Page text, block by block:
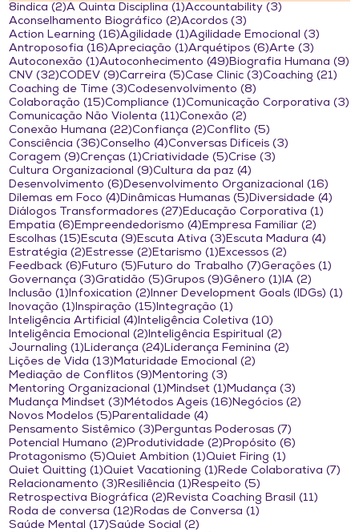
8indica (2)2 posts
A Quinta Disciplina (1)1 post
Accountability (3)
Aconselhamento Biográfico (2)2 posts
Acordos (3)
Action Learning (16)16 posts
Agilidade (1)1 post
Agilidade Emocional (3)
Antroposofia (16)16 posts
Apreciação (1)1 post
Arquétipos (6)6 posts
Arte (3)
Autoconexão (1)1 post
Autoconhecimento (49)49 posts
Biografia Humana (9)
CNV (32)32 posts
CODEV (9)9 posts
Carreira (5)5 posts
Case Clinic (3)3 posts
Coaching (21)
Coaching de Time (3)3 posts
Codesenvolvimento (8)
Colaboração (15)15 posts
Compliance (1)1 post
Comunicação Corporativa (3)
Comunicação Não Violenta (11)11 posts
Conexão (2)
Conexão Humana (22)22 posts
Confiança (2)2 posts
Conflito (5)
Consciência (36)36 posts
Conselho (4)4 posts
Conversas Difíceis (3)
Coragem (9)9 posts
Crenças (1)1 post
Criatividade (5)5 posts
Crise (3)
Cultura Organizacional (9)9 posts
Cultura da paz (4)
Desenvolvimento (6)6 posts
Desenvolvimento Organizacional (16)
Dilemas em Foco (4)4 posts
Dinâmicas Humanas (5)5 posts
Diversidade (4)
Diálogos Transformadores (27)27 posts
Educação Corporativa (1)
Empatia (6)6 posts
Empreendedorismo (4)4 posts
Empresa Familiar (2)
Escolhas (15)15 posts
Escuta (9)9 posts
Escuta Ativa (3)3 posts
Escuta Madura (4)
Estratégia (2)2 posts
Estresse (2)2 posts
Etarismo (1)1 post
Excessos (2)
Feedback (6)6 posts
Futuro (5)5 posts
Futuro do Trabalho (7)7 posts
Gerações (1)
Governança (3)3 posts
Gratidão (5)5 posts
Grupos (9)9 posts
Gênero (1)1 post
IA (2)
Inclusão (1)1 post
Infoxication (2)2 posts
Inner Development Goals (IDGs) (1)
Inovação (1)1 post
Inspiração (15)15 posts
Integração (1)
Inteligência Artificial (4)4 posts
Inteligência Coletiva (10)
Inteligência Emocional (2)2 posts
Inteligência Espiritual (2)
Journaling (1)1 post
Liderança (24)24 posts
Liderança Feminina (2)
Lições de Vida (13)13 posts
Maturidade Emocional (2)
Mediação de Conflitos (9)9 posts
Mentoring (3)
Mentoring Organizacional (1)1 post
Mindset (1)1 post
Mudança (3)
Mudança Mindset (3)3 posts
Métodos Ágeis (16)16 posts
Negócios (2)
Novos Modelos (5)5 posts
Parentalidade (4)
Pensamento Sistêmico (3)3 posts
Perguntas Poderosas (7)
Potencial Humano (2)2 posts
Produtividade (2)2 posts
Propósito (6)
Protagonismo (5)5 posts
Quiet Ambition (1)1 post
Quiet Firing (1)
Quiet Quitting (1)1 post
Quiet Vacationing (1)1 post
Rede Colaborativa (7)
Relacionamento (3)3 posts
Resiliência (1)1 post
Respeito (5)
Retrospectiva Biográfica (2)2 posts
Revista Coaching Brasil (11)
Roda de conversa (12)12 posts
Rodas de Conversa (1)
Saúde Mental (17)17 posts
Saúde Social (2)